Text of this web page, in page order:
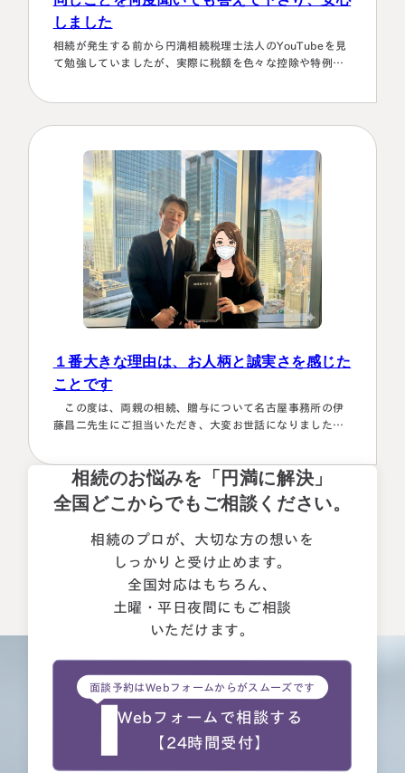
しました
相続が発生する前から円満相続税理士法人のYouTubeを見
て勉強していましたが、実際に税額を色々な控除や特例を
ず、届いた書類を全部加藤先生へメールで送ってまとめあ
げて頂きました。心配で同じこと…
１番大きな理由は、お人柄と誠実さを感じた
ことです
この度は、両親の相続、贈与について名古屋事務所の伊
藤昌二先生にご担当いただき、大変お世話になりました。
ュートラルでした。 ②丁寧なご対応とわかりやすい説明で
した。 素人がわかりやすいように、わかるまで何度も教
えて下さいました。 ③お人柄と同様に、専門家として全面
相続のお悩みを「円満に解決」
全国どこからでもご相談ください。
相続のプロが、大切な方の想いを
しっかりと受け止めます。
全国対応はもちろん、
土曜・平日夜間にもご相談
いただけます。
面談予約はWebフォームからがスムーズです
Webフォームで相談する
【24時間受付】